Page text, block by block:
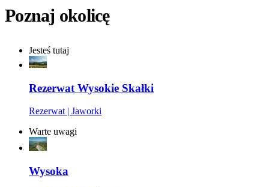
Poznaj okolicę
Jesteś tutaj
Rezerwat Wysokie Skałki
Rezerwat | Jaworki
Warte uwagi
Wysoka